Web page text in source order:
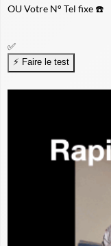
OUVotre N° Tel fixe ☎️
✅